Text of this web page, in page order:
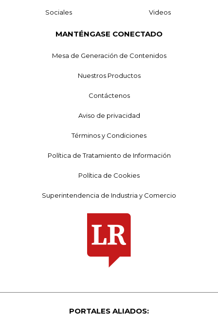
Sociales Videos
MANTÉNGASE CONECTADO
Mesa de Generación de Contenidos
Nuestros Productos
Contáctenos
Aviso de privacidad
Términos y Condiciones
Política de Tratamiento de Información
Política de Cookies
Superintendencia de Industria y Comercio
PORTALES ALIADOS: